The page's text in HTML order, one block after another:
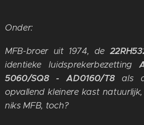
Onder:
MFB-broer uit 1974, de
identieke luidsprekerbezetting
5060/SQ8 - AD0160/T8als
opvallend kleinere kast
niks MFB, toch?